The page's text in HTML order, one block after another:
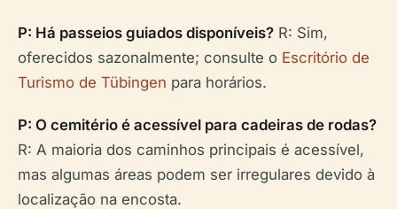
P: Há passeios guiados disponíveis? R: Sim,
oferecidos sazonalmente; consulte o Escritório de
Turismo de Tübingen para horários.
P: O cemitério é acessível para cadeiras de rodas?
R: A maioria dos caminhos principais é acessível,
mas algumas áreas podem ser irregulares devido à
localização na encosta.